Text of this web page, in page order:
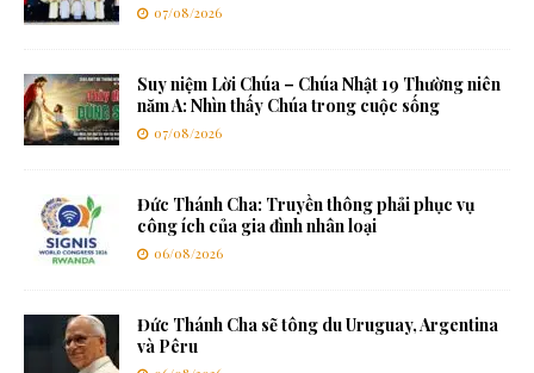
07/08/2026
Suy niệm Lời Chúa – Chúa Nhật 19 Thường niên
năm A: Nhìn thấy Chúa trong cuộc sống
07/08/2026
Đức Thánh Cha: Truyền thông phải phục vụ
công ích của gia đình nhân loại
06/08/2026
Đức Thánh Cha sẽ tông du Uruguay, Argentina
và Pêru